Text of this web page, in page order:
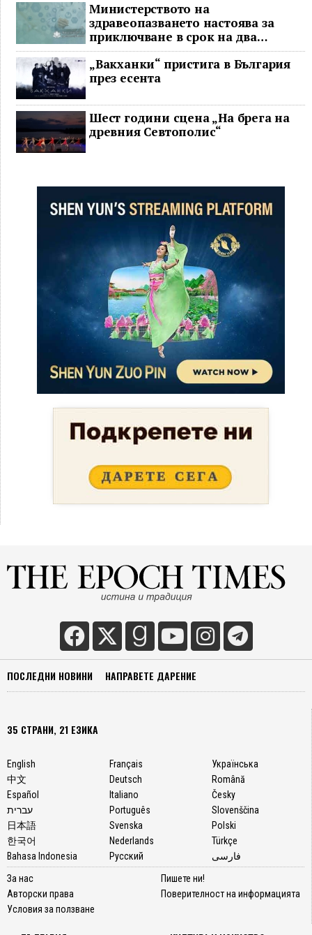
Министерството на
здравеопазването настоява за
приключване в срок на два
ключови строителни проекта
„Вакханки“ пристига в България
през есента
Шест години сцена „На брега на
древния Севтополис“
ПОСЛЕДНИ НОВИНИ НАПРАВЕТЕ ДАРЕНИЕ
35 СТРАНИ, 21 ЕЗИКА
English
中文
Español
עברית
日本語
한국어
Bahasa Indonesia
Français
Deutsch
Italiano
Português
Svenska
Nederlands
Русский
Українська
Română
Česky
Slovenščina
Polski
Türkçe
فارسی
За нас
Авторски права
Условия за ползване
Пишете ни!
Поверителност на информацията